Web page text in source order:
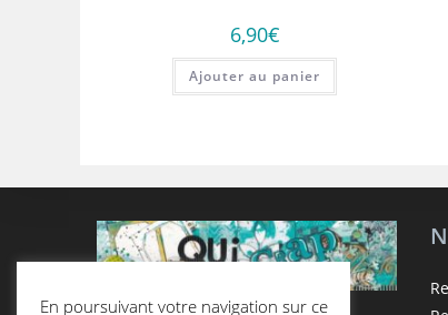
6,90€
Ajouter au panier
En poursuivant votre navigation sur ce